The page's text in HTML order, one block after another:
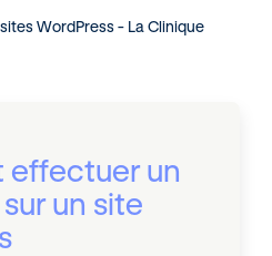
effectuer un
un site